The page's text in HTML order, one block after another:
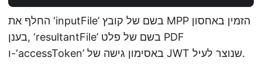
החלף את ‘inputFile’ בשם של קובץ MPP הזמין באחסון
בענן, ‘resultantFile’ בשם של פלט PDF
ו-‘accessToken’ באסימון גישה של JWT שנוצר לעיל.